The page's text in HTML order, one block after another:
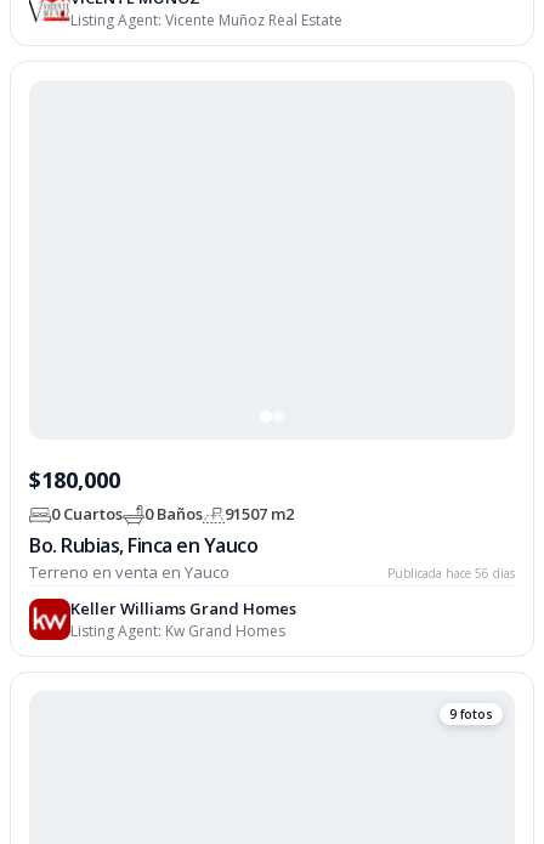
Listing Agent:Vicente Muñoz Real Estate
$180,000
0 Cuartos 0 Baños 91507 m2
Bo. Rubias, Finca en Yauco
Terreno en venta en Yauco Publicada hace 56 días
Keller Williams Grand Homes
Listing Agent: Kw Grand Homes
9 fotos